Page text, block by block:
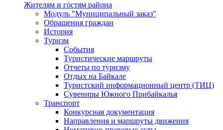
Жителям и гостям района
Модуль "Муниципальный заказ"
Обращения граждан
История
Туризм
События
Туристические маршруты
Отчеты по туризму
Отдых на Байкале
Туристский информационный центр (ТИЦ)
Сувениры Южного Прибайкалья
Транспорт
Конкурсная документация
Направления и маршруты движения